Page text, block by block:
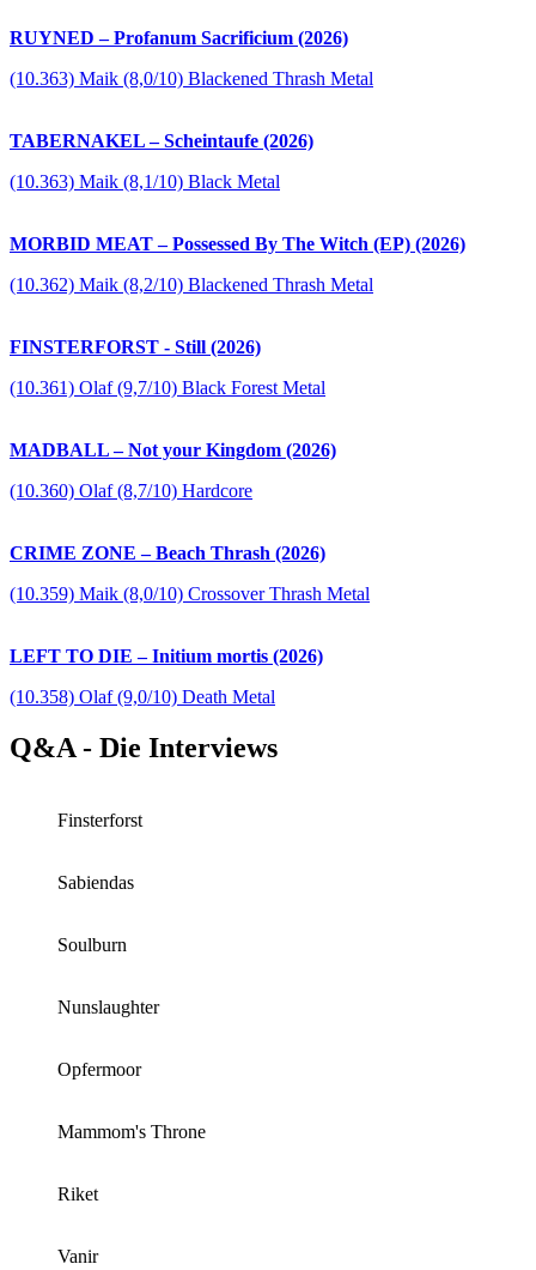
RUYNED – Profanum Sacrificium (2026)
(10.363) Maik (8,0/10) Blackened Thrash Metal
TABERNAKEL – Scheintaufe (2026)
(10.363) Maik (8,1/10) Black Metal
MORBID MEAT – Possessed By The Witch (EP) (2026)
(10.362) Maik (8,2/10) Blackened Thrash Metal
FINSTERFORST - Still (2026)
(10.361) Olaf (9,7/10) Black Forest Metal
MADBALL – Not your Kingdom (2026)
(10.360) Olaf (8,7/10) Hardcore
CRIME ZONE – Beach Thrash (2026)
(10.359) Maik (8,0/10) Crossover Thrash Metal
LEFT TO DIE – Initium mortis (2026)
(10.358) Olaf (9,0/10) Death Metal
Q&A - Die Interviews
Finsterforst
Sabiendas
Soulburn
Nunslaughter
Opfermoor
Mammom's Throne
Riket
Vanir